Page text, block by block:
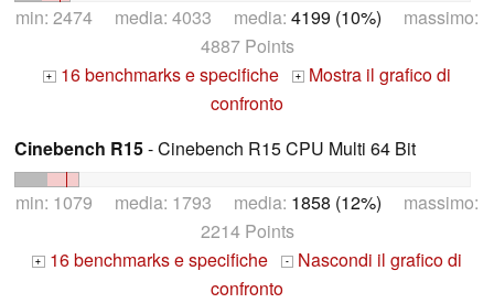
min: 2474 media: 4033 media: 4199 (10%) massimo:
4887 Points
+ 16 benchmarks e specifiche +
Mostra il grafico di
confronto
Cinebench R15- Cinebench R15 CPU Multi 64 Bit
min: 1079 media: 1793 media: 1858 (12%) massimo:
2214 Points
+ 16 benchmarks e specifiche -
Nascondi il grafico di
confronto